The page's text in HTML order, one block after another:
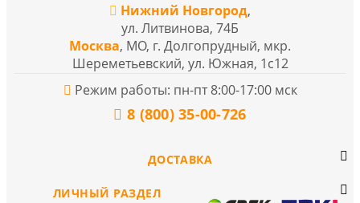
Нижний Новгород,
ул. Литвинова, 74Б
Москва, МО, г. Долгопрудный, мкр.
Шереметьевский, ул. Южная, 1с12
Режим работы: пн-пт 8:00-17:00 мск
8 (800) 35-00-726
ДОСТАВКА
ЛИЧНЫЙ РАЗДЕЛ